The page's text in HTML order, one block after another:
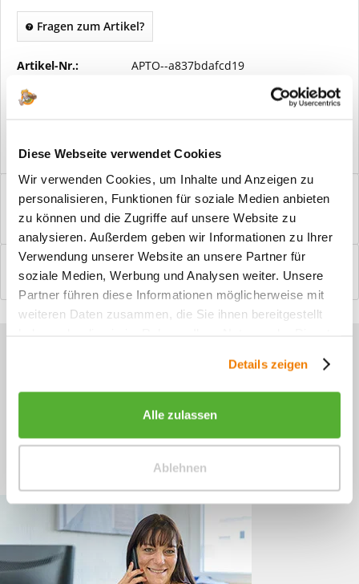
Diese Webseite verwendet Cookies
Wir verwenden Cookies, um Inhalte und Anzeigen zu
personalisieren, Funktionen für soziale Medien anbieten
zu können und die Zugriffe auf unsere Website zu
analysieren. Außerdem geben wir Informationen zu Ihrer
Verwendung unserer Website an unsere Partner für
soziale Medien, Werbung und Analysen weiter. Unsere
Partner führen diese Informationen möglicherweise mit
weiteren Daten zusammen, die Sie ihnen bereitgestellt
Details zeigen
Alle zulassen
Ablehnen
Fragen zum Artikel?
Artikel-Nr.: APTO--a837bdafcd19
Vorteile
Windfangelemente online am Bildschirm konfigurieren und
einbaufertig bestellen. In wenigen...
Bewertungen
0
Bewertungen lesen, schreiben und diskutieren...mehr
Sie haben Fragen zu unseren
+49 (0)4244 965 34 04
Mo - Do, 09:00 - 16:00 Uhr
und Fr, 09:00 - 13:00 Uhr